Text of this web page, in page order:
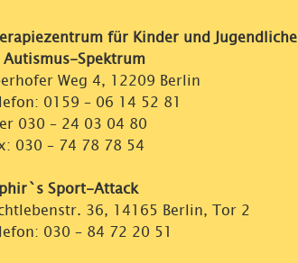
für Kinder und Jugendliche
Spektrum
Weg 4, 12209 Berlin
0159 – 06 14 52 81
030 – 24 03 04 80
030 – 74 78 78 54
Sport-Attack
36, 14165 Berlin, Tor 2
030 – 84 72 20 51